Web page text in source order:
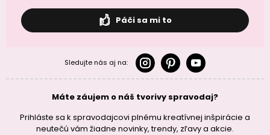
Páči sa mi to
Sledujte nás aj na:
Máte záujem o náš tvorivy spravodaj?
Prihláste sa k spravodajcovi plnému kreatívnej inšpirácie a
neutečú vám žiadne novinky, trendy, zľavy a akcie.